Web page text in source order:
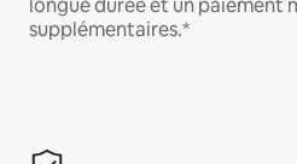
longue durée et un paiement
supplémentaires.*